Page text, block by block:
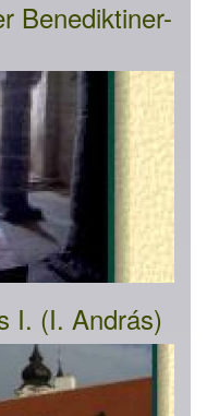
Benediktiner-
I. (I. András)